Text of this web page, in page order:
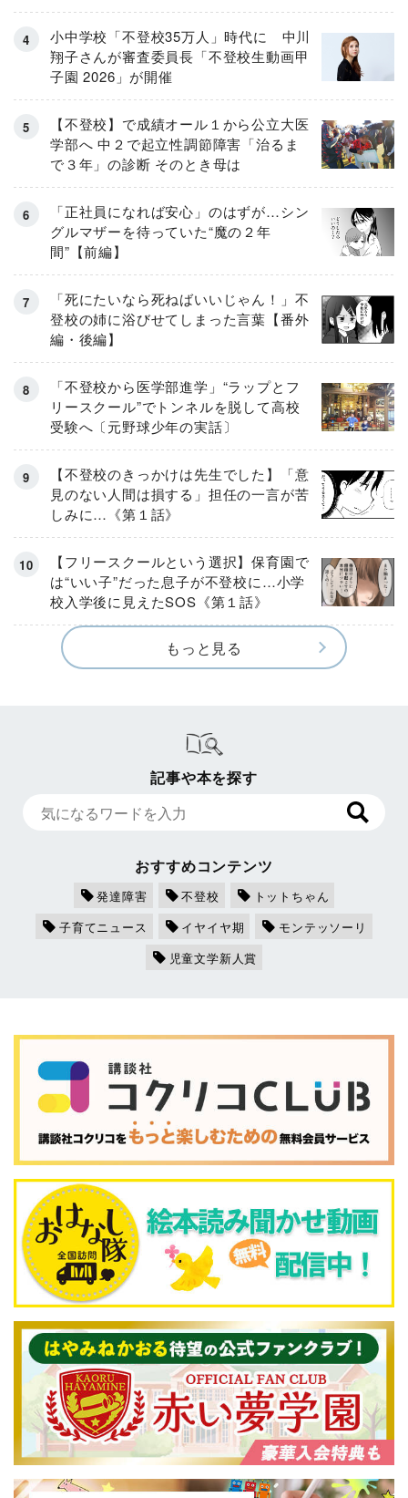
小中学校「不登校35万人」時代に 中川
翔子さんが審査委員長「不登校生動画甲
子園 2026」が開催
【不登校】で成績オール１から公立大医
学部へ 中２で起立性調節障害「治るま
で３年」の診断 そのとき母は
「正社員になれば安心」のはずが…シン
グルマザーを待っていた“魔の２年
間”【前編】
「死にたいなら死ねばいいじゃん！」不
登校の姉に浴びせてしまった言葉【番外
編・後編】
「不登校から医学部進学」“ラップとフ
リースクール”でトンネルを脱して高校
受験へ〔元野球少年の実話〕
【不登校のきっかけは先生でした】「意
見のない人間は損する」担任の一言が苦
しみに…《第１話》
【フリースクールという選択】保育園で
は“いい子”だった息子が不登校に…小学
校入学後に見えたSOS《第１話》
もっと見る
記事や本を探す
おすすめコンテンツ
発達障害 不登校
トットちゃん
子育てニュース
イヤイヤ期
モンテッソーリ
児童文学新人賞